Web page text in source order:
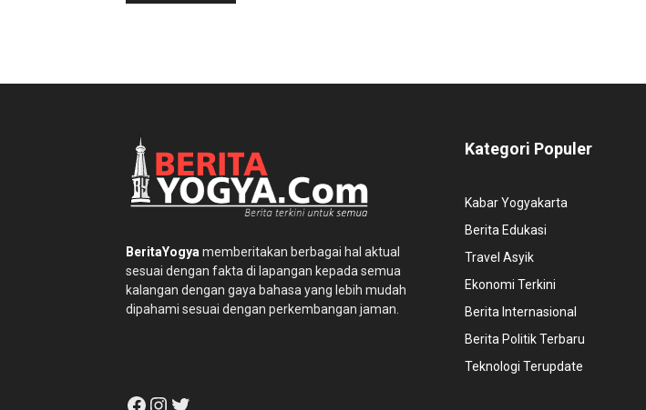
BeritaYogya memberitakan berbagai hal aktual
sesuai dengan fakta di lapangan kepada semua
kalangan dengan gaya bahasa yang lebih mudah
dipahami sesuai dengan perkembangan jaman.
Facebook
Instagram
Twitter
Kategori Populer
Kabar Yogyakarta
Berita Edukasi
Travel Asyik
Ekonomi Terkini
Berita Internasional
Berita Politik Terbaru
Teknologi Terupdate